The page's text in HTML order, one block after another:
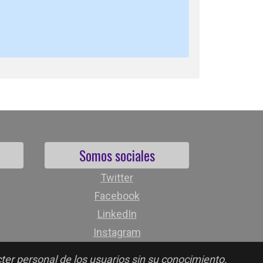
personal de los usuarios sin su conocimiento.
Somos sociales
Twitter
Facebook
LinkedIn
Instagram